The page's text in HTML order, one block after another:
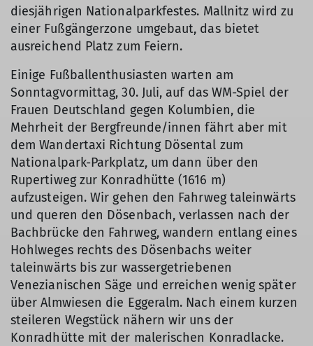
diesjährigen Nationalparkfestes. Mallnitz wird zu
einer Fußgängerzone umgebaut, das bietet
ausreichend Platz zum Feiern.
Einige Fußballenthusiasten warten am
Sonntagvormittag, 30. Juli, auf das WM-Spiel der
Frauen Deutschland gegen Kolumbien, die
Mehrheit der Bergfreunde/innen fährt aber mit
dem Wandertaxi Richtung Dösental zum
Nationalpark-Parkplatz, um dann über den
Rupertiweg zur Konradhütte (1616 m)
aufzusteigen. Wir gehen den Fahrweg taleinwärts
und queren den Dösenbach, verlassen nach der
Bachbrücke den Fahrweg, wandern entlang eines
Hohlweges rechts des Dösenbachs weiter
taleinwärts bis zur wassergetriebenen
Venezianischen Säge und erreichen wenig später
über Almwiesen die Eggeralm. Nach einem kurzen
steileren Wegstück nähern wir uns der
Konradhütte mit der malerischen Konradlacke.